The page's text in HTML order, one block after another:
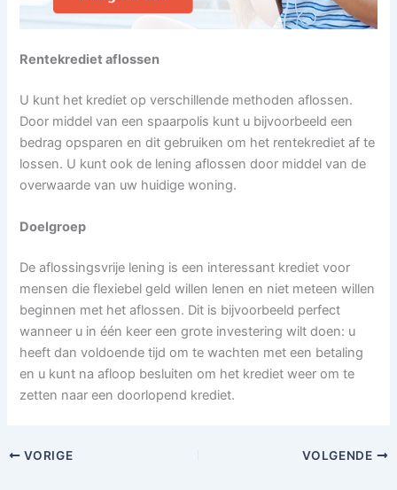
Rentekrediet aflossen
U kunt het krediet op verschillende methoden aflossen.
Door middel van een spaarpolis kunt u bijvoorbeeld een
bedrag opsparen en dit gebruiken om het rentekrediet af te
lossen. U kunt ook de lening aflossen door middel van de
overwaarde van uw huidige woning.
Doelgroep
De aflossingsvrije lening is een interessant krediet voor
mensen die flexiebel geld willen lenen en niet meteen willen
beginnen met het aflossen. Dit is bijvoorbeeld perfect
wanneer u in één keer een grote investering wilt doen: u
heeft dan voldoende tijd om te wachten met een betaling
en u kunt na afloop besluiten om het krediet weer om te
zetten naar een doorlopend krediet.
VORIGE VOLGENDE